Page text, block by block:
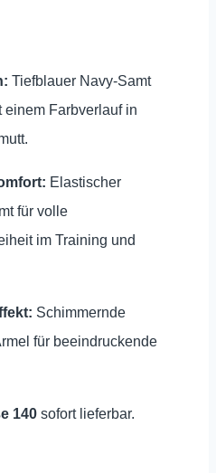
Tiefblauer Navy-Samt
einem Farbverlauf in
Elastischer
für volle
im Training und
Schimmernde
für beeindruckende
140 sofort lieferbar.